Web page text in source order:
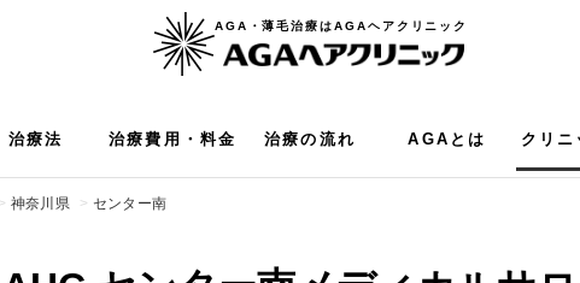
AGA・薄毛治療はAGAヘアクリニック
治療法 治療費用・料金 治療の流れ AGAとは クリニ
神奈川県 センター南